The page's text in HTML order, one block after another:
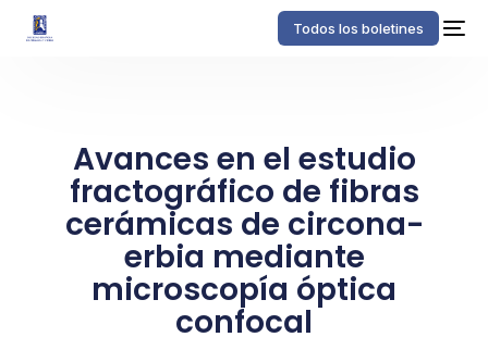
Todos los boletines
Avances en el estudio
fractográfico de fibras
cerámicas de circona-
erbia mediante
microscopía óptica
confocal